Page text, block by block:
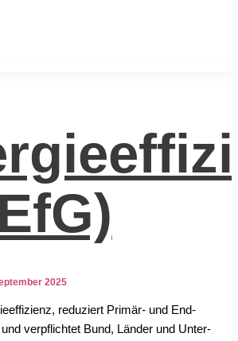
2025
redu­ziert Pri­mär- und End­
ver­pflich­tet Bund, Län­der und Unter­